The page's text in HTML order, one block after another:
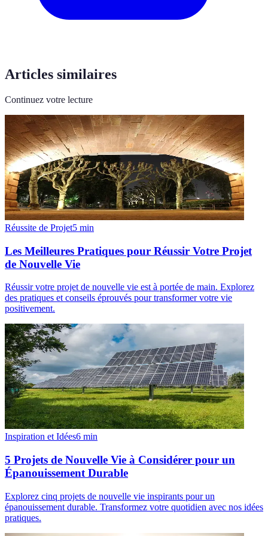
Articles similaires
Continuez votre lecture
Réussite de Projet5 min
Les Meilleures Pratiques pour Réussir Votre Projet
de Nouvelle Vie
Réussir votre projet de nouvelle vie est à portée de main. Explorez
des pratiques et conseils éprouvés pour transformer votre vie
positivement.
Inspiration et Idées6 min
5 Projets de Nouvelle Vie à Considérer pour un
Épanouissement Durable
Explorez cinq projets de nouvelle vie inspirants pour un
épanouissement durable. Transformez votre quotidien avec nos idées
pratiques.